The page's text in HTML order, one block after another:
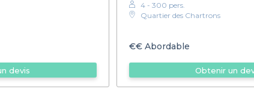
devis
4 - 300 pers.
Quartier des Chartrons
€€Abordable
Obtenir un